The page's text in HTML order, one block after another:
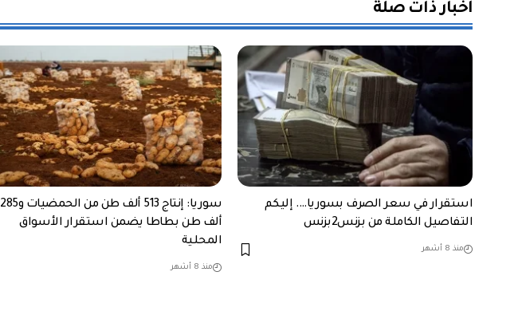
أخبار ذات صلة
استقرار في سعر الصرف بسوريا…. إليكم
التفاصيل الكاملة من بزنس2بزنس
منذ 8 أشهر
سوريا: إنتاج 513 ألف طن من الحمضيات و285
ألف طن بطاطا يضمن استقرار الأسواق
المحلية
منذ 8 أشهر